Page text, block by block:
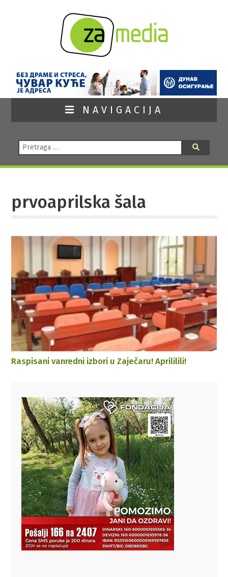
NAVIGACIJA
Pretraga:
prvoaprilska šala
Raspisani vanredni izbori u Zaječaru! Aprililili!